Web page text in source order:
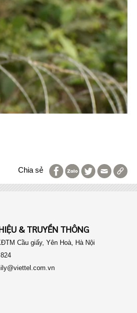
Chia sẻ
& TRUYỀN THÔNG
Cầu giấy, Yên Hoà, Hà Nội